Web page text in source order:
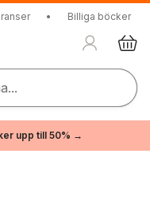
• Billiga böcker
upp till 50% →